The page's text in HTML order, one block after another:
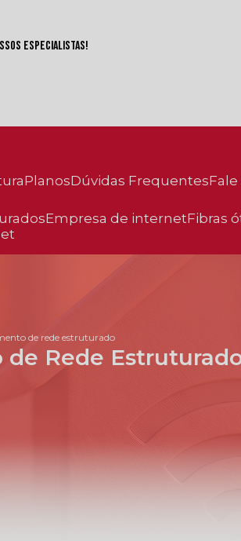
especialistas!
Planos Dúvidas Frequentes
empresa de internet fibras
de rede estruturado
de Rede